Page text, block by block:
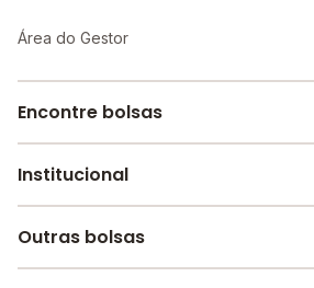
Área do Gestor
Encontre bolsas
Melhores escolas de São Paulo
Escolas por cidade e bairro
Institucional
Sobre o Melhor Escola
Outras bolsas